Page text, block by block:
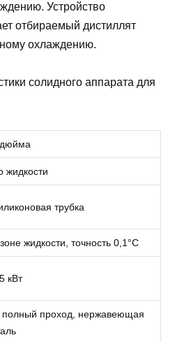
Устройство
отбираемый дистиллят
охлаждению.
солидного аппарата для
жидкости
трубка
жидкости, точность 0,1°С
кВт
проход, нержавеющая